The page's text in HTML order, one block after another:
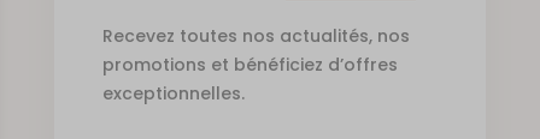
Recevez toutes nos actualités, nos
promotions et bénéficiez d’offres
exceptionnelles.